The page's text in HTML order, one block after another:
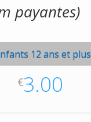
payantes)
12 ans et plus
€3.00